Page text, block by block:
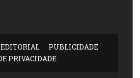
PUBLICIDADE
PRIVACIDADE